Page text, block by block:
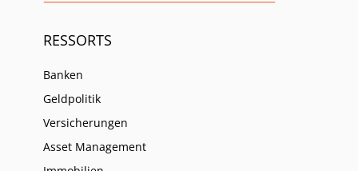
RESSORTS
Banken
Geldpolitik
Versicherungen
Asset Management